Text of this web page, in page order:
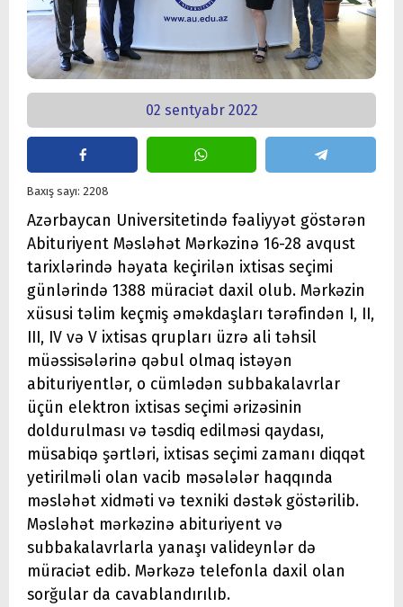
02 sentyabr 2022
Baxış sayı: 2208
Azərbaycan Universitetində fəaliyyət göstərən
Abituriyent Məsləhət Mərkəzinə 16-28 avqust
tarixlərində həyata keçirilən ixtisas seçimi
günlərində 1388 müraciət daxil olub. Mərkəzin
xüsusi təlim keçmiş əməkdaşları tərəfindən I, II,
III, IV və V ixtisas qrupları üzrə ali təhsil
müəssisələrinə qəbul olmaq istəyən
abituriyentlər, o cümlədən subbakalavrlar
üçün elektron ixtisas seçimi ərizəsinin
doldurulması və təsdiq edilməsi qaydası,
müsabiqə şərtləri, ixtisas seçimi zamanı diqqət
yetirilməli olan vacib məsələlər haqqında
məsləhət xidməti və texniki dəstək göstərilib.
Məsləhət mərkəzinə abituriyent və
subbakalavrlarla yanaşı valideynlər də
müraciət edib. Mərkəzə telefonla daxil olan
sorğular da cavablandırılıb.